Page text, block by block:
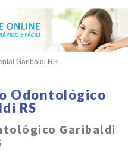
Garibaldi RS
Odontológico
RS
Garibaldi